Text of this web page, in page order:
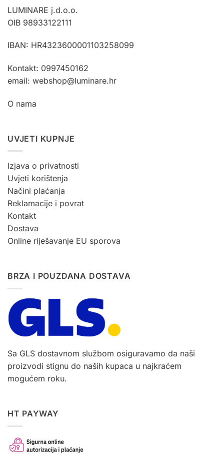
LUMINARE j.d.o.o.
OIB 98933122111
IBAN: HR4323600001103258099
Kontakt: 0997450162
email: webshop@luminare.hr
O nama
UVJETI KUPNJE
Izjava o privatnosti
Uvjeti korištenja
Načini plaćanja
Reklamacije i povrat
Kontakt
Dostava
Online riješavanje EU sporova
BRZA I POUZDANA DOSTAVA
Sa GLS dostavnom službom osiguravamo da naši
proizvodi stignu do naših kupaca u najkraćem
mogućem roku.
HT PAYWAY